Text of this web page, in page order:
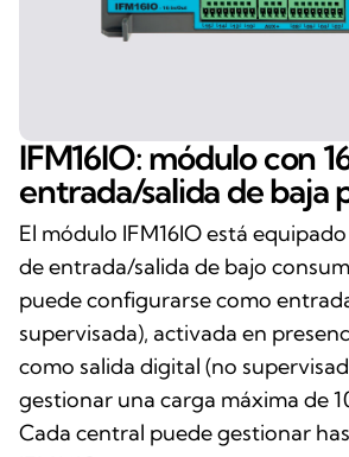
IFM16IO: módulo con
entrada/salida de baja
El módulo IFM16IO está
de entrada/salida de bajo
puede configurarse como
supervisada), activada en
como salida digital (no
gestionar una carga máxima de
Cada central puede gestionar